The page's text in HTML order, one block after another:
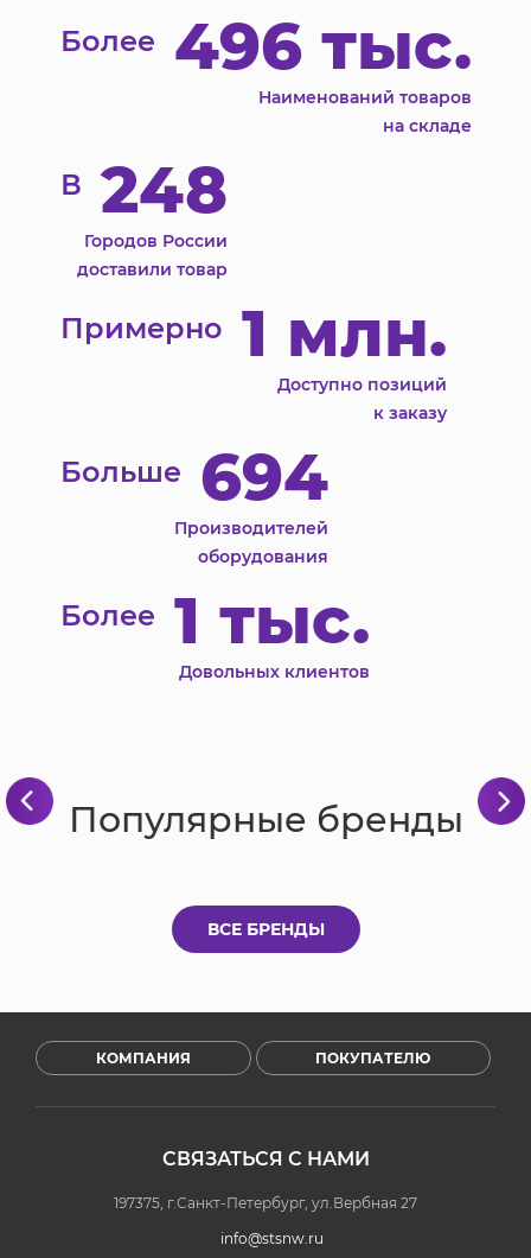
Более 496 тыс.
Наименований товаров
на складе
В 248
Городов России
доставили товар
Примерно 1 млн.
Доступно позиций
к заказу
Больше 694
Производителей
оборудования
Более 1 тыс.
Довольных клиентов
Популярные бренды
ВСЕ БРЕНДЫ
КОМПАНИЯ ПОКУПАТЕЛЮ
СВЯЗАТЬСЯ С НАМИ
197375, г.Санкт-Петербург, ул.Вербная 27
info@stsnw.ru